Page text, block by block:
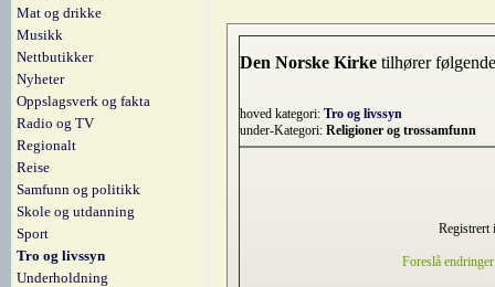
Mat og drikke
Musikk
Nettbutikker
Nyheter
Oppslagsverk og fakta
Radio og TV
Regionalt
Reise
Samfunn og politikk
Skole og utdanning
Sport
Tro og livssyn
Underholdning
Den Norske Kirketilhører
hoved kategori: Tro og livssyn
under-Kategori: Religioner og trossamfunn
Registrert
Foreslå